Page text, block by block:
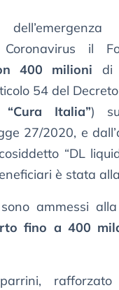
Coronavirus il
400 milioni di
54 del
“Cura Italia”)
27/2020, e
“DL
è stata
ammessi
fino a 400